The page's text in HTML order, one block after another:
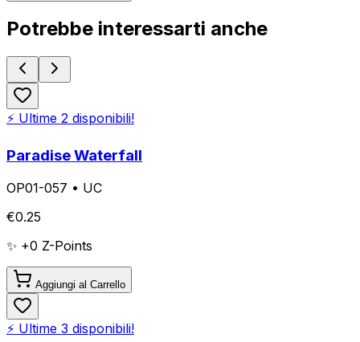
Potrebbe interessarti anche
⚡ Ultime 2 disponibili!
Paradise Waterfall
OP01-057 • UC
€0.25
✨ +0 Z-Points
Aggiungi al Carrello
⚡ Ultime 3 disponibili!